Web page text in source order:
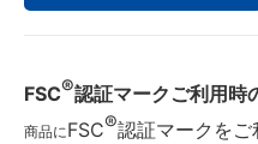
FSC®認証マークご利用時
商品にFSC®認証マークを